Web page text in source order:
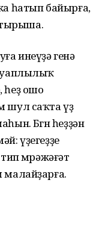
һатып байырға,
инеүҙә генә
һеҙ ошо
шул саҡта үҙ
Бөгөн һеҙҙән
үҙегеҙҙе
мөрәжәғәт
малайҙарға.